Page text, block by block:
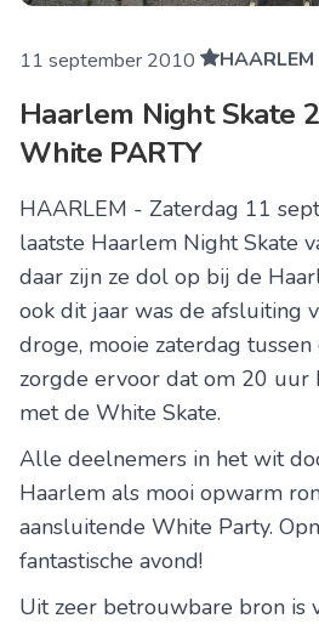
11 september 2010
Haarlem Night Skate
White PARTY
HAARLEM - Zaterdag 11
laatste Haarlem Night Skate
daar zijn ze dol op bij de
ook dit jaar was de afsluiting
droge, mooie zaterdag
zorgde ervoor dat om 20 uur
met de White Skate.
Alle deelnemers in het wit
Haarlem als mooi opwarm
aansluitende White Party.
fantastische avond!
Uit zeer betrouwbare bron is